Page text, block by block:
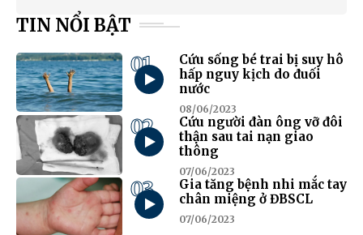
TIN NỔI BẬT
01
Cứu sống bé trai bị suy hô
hấp nguy kịch do đuối
nước
08/06/2023
02
Cứu người đàn ông vỡ đôi
thận sau tai nạn giao
thông
07/06/2023
03
Gia tăng bệnh nhi mắc tay
chân miệng ở ĐBSCL
07/06/2023